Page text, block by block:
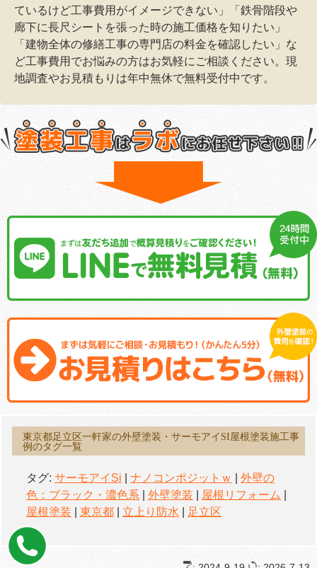
ているけど工事費用がイメージできない」「鉄骨階段や
廊下に長尺シートを張った時の施工価格を知りたい」
「建物全体の修繕工事の専門店の料金を確認したい」な
ど工事費用でお悩みの方はお気軽にご相談ください。現
地調査やお見積もりは年中無休で無料受付中です。
東京都足立区一軒家の外壁塗装・サーモアイSI屋根塗装施工事
例のタグ一覧
タグ: サーモアイSi ナノコンポジットｗ
外壁の
色：ブラック・濃色系
外壁塗装 屋根リフォーム
屋根塗装
東京都 立上り防水 足立区